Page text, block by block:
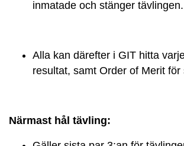
inmatade och stänger tävlingen.
Alla kan därefter i GIT hitta
resultat, samt Order of Merit för
Närmast hål tävling: